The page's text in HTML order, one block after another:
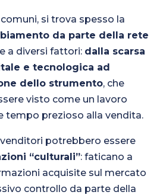
si trova spesso la
da parte della rete
a diversi fattori: dalla scarsa
e tecnologica ad
dello strumento, che
visto come un lavoro
tempo prezioso alla vendita.
potrebbero essere
“culturali”: faticano a
acquisite sul mercato
controllo da parte della